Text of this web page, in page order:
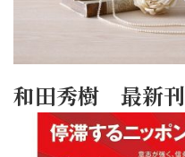
和田秀樹 最新刊